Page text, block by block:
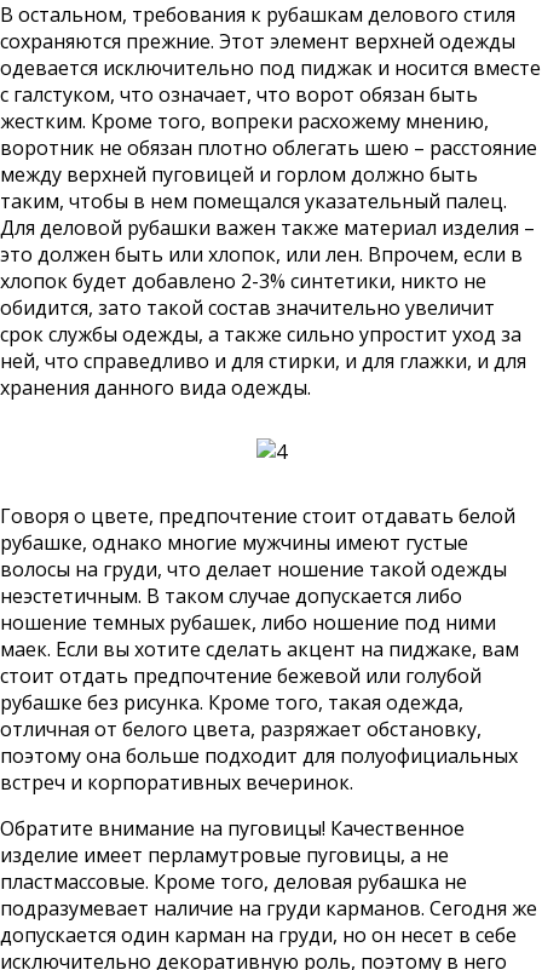
В остальном, требования к рубашкам делового стиля
сохраняются прежние. Этот элемент верхней одежды
одевается исключительно под пиджак и носится вместе
с галстуком, что означает, что ворот обязан быть
жестким. Кроме того, вопреки расхожему мнению,
воротник не обязан плотно облегать шею – расстояние
между верхней пуговицей и горлом должно быть
таким, чтобы в нем помещался указательный палец.
Для деловой рубашки важен также материал изделия –
это должен быть или хлопок, или лен. Впрочем, если в
хлопок будет добавлено 2-3% синтетики, никто не
обидится, зато такой состав значительно увеличит
срок службы одежды, а также сильно упростит уход за
ней, что справедливо и для стирки, и для глажки, и для
хранения данного вида одежды.
Говоря о цвете, предпочтение стоит отдавать белой
рубашке, однако многие мужчины имеют густые
волосы на груди, что делает ношение такой одежды
неэстетичным. В таком случае допускается либо
ношение темных рубашек, либо ношение под ними
маек. Если вы хотите сделать акцент на пиджаке, вам
стоит отдать предпочтение бежевой или голубой
рубашке без рисунка. Кроме того, такая одежда,
отличная от белого цвета, разряжает обстановку,
поэтому она больше подходит для полуофициальных
встреч и корпоративных вечеринок.
Обратите внимание на пуговицы! Качественное
изделие имеет перламутровые пуговицы, а не
пластмассовые. Кроме того, деловая рубашка не
подразумевает наличие на груди карманов. Сегодня же
допускается один карман на груди, но он несет в себе
исключительно декоративную роль, поэтому в него